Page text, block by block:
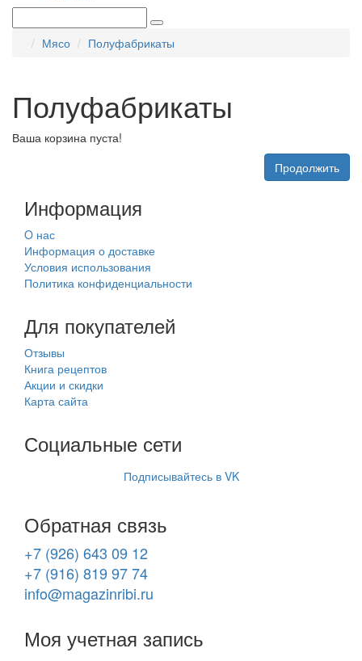
Мясо Полуфабрикаты
Полуфабрикаты
Ваша корзина пуста!
Продолжить
Информация
O нас
Информация о доставке
Условия использования
Политика конфиденциальности
Для покупателей
Отзывы
Книга рецептов
Акции и скидки
Карта сайта
Социальные сети
Подписывайтесь в VK
Обратная связь
+7 (926) 643 09 12
+7 (916) 819 97 74
info@magazinribi.ru
Моя учетная запись